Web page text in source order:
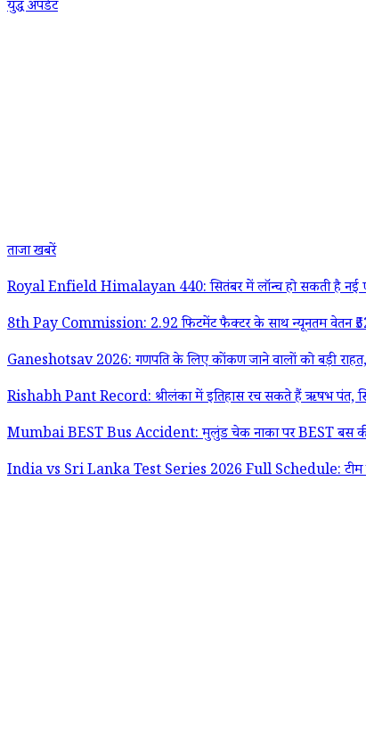
युद्ध अपडेट
ताजा खबरें
Royal Enfield Himalayan 440: सितंबर में लॉन्च हो सकती है नई
8th Pay Commission: 2.92 फिटमेंट फैक्टर के साथ न्यूनतम वेतन
Ganeshotsav 2026: गणपति के लिए कोंकण जाने वालों को बड़ी
Rishabh Pant Record: श्रीलंका में इतिहास रच सकते हैं ऋषभ पंत,
Mumbai BEST Bus Accident: मुलुंड चेक नाका पर BEST बस की
India vs Sri Lanka Test Series 2026 Full Schedule: टीम